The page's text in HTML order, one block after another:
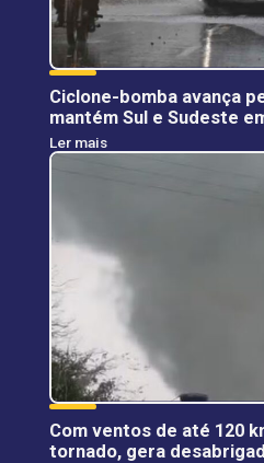
Ciclone-bomba avança
mantém Sul e Sudeste
Ler mais
Com ventos de até 120
tornado, gera